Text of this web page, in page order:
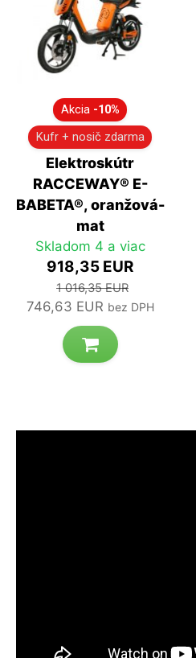
Akcia -10%
Kufr + nosič zdarma
Elektroskútr
RACCEWAY® E-
BABETA®, oranžová-
mat
Skladom 4 a viac
918,35 EUR
1 016,35 EUR
746,63 EUR bez DPH